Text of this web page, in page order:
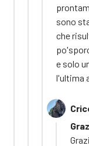
sono
che
e solo
l'ultima